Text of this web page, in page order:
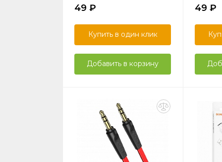
49
Купить в один клик
Добавить в корзину
49